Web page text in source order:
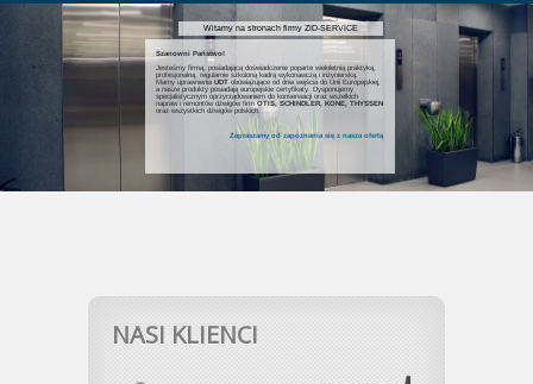
Witamy na stronach firmy ZID-SERVICE
Szanowni Państwo!
Jesteśmy firmą, posiadającą doświadczenie poparte wieloletnią praktyką,
profesjonalną, regularnie szkoloną kadrą wykonawczą i inżynierską.
Mamy uprawnieniaUDT obowiązujące od dnia wejścia do Unii Europejskiej,
a nasze produkty posiadają europejskie certyfikaty. Dysponujemy
specjalistycznym oprzyrządowaniem do konserwacji oraz wszelkich
napraw i remontów dźwigów firmOTIS, SCHINDLER, KONE, THYSSEN
oraz wszystkich dźwigów polskich.
Zapraszamy od zapoznania się z nasza ofertą
NASI KLIENCI